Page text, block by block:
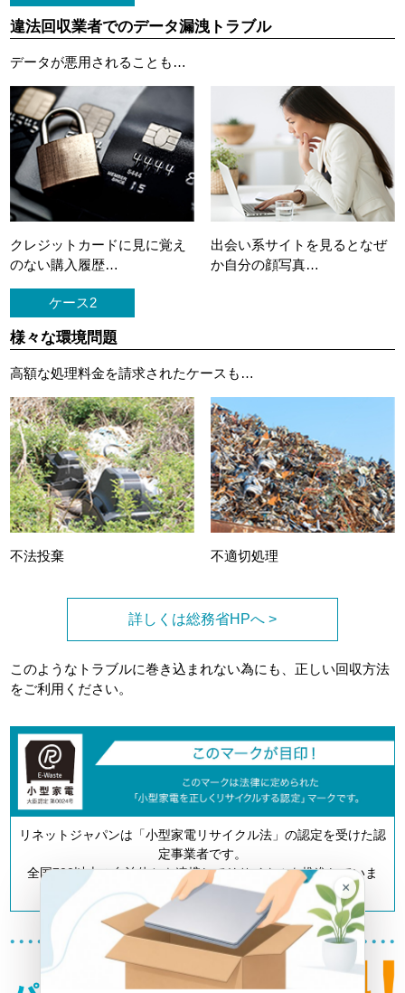
違法回収業者でのデータ漏洩トラブル
データが悪用されることも…
クレジットカードに 見に覚え
のない購入履歴…
出会い系サイトを見ると なぜ
か自分の顔写真…
ケース2
様々な環境問題
高額な処理料金を請求されたケースも…
不法投棄 不適切処理
詳しくは総務省HPへ >
このようなトラブルに巻き込まれない為にも、正しい回収方法
をご利用ください。
リネットジャパンは「小型家電リサイクル法」の認定を受けた認
定事業者です。
全国700以上の自治体とも連携してリサイクルを推進していま
す。
×